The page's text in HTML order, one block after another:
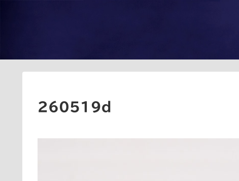
260519d